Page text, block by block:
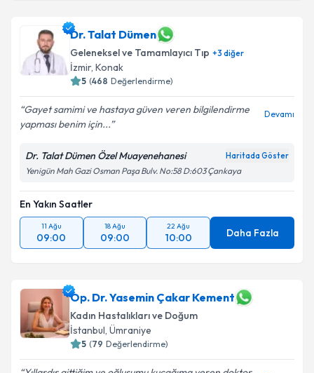
Dr. Talat Dümen
Geleneksel ve Tamamlayıcı Tıp diğer
İzmir,Konak
( Değerlendirme)
Gayet samimi ve hastaya güven veren bilgilendirme
yapması benim için...
Dr. Talat Dümen Özel Muayenehanesi
Yenigün Mah Gazi Osman Paşa Bulv. No:58 D:603 Çankaya
En Yakın Saatler
11 Ağu
09:00
18 Ağu
09:00
22 Ağu
10:00 Daha Fazla
Op. Dr. Yasemin Çakar Kement
Kadın Hastalıkları ve Doğum
İstanbul,Ümraniye
( Değerlendirme)